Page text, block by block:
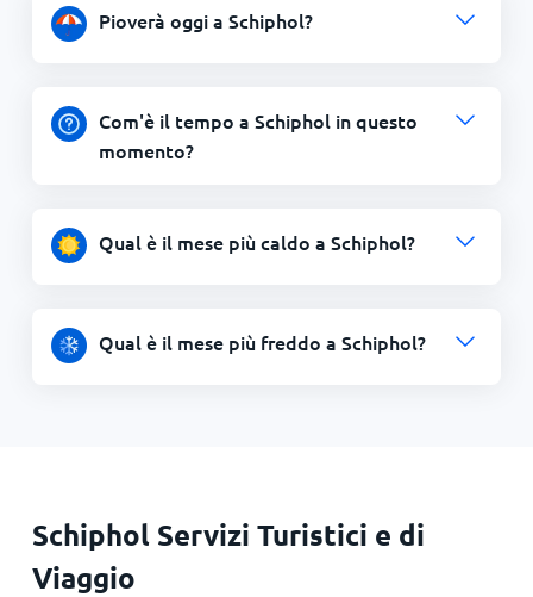
Pioverà oggi a Schiphol?
Com'è il tempo a Schiphol in questo
momento?
Qual è il mese più caldo a Schiphol?
Qual è il mese più freddo a Schiphol?
Schiphol Servizi Turistici e di
Viaggio